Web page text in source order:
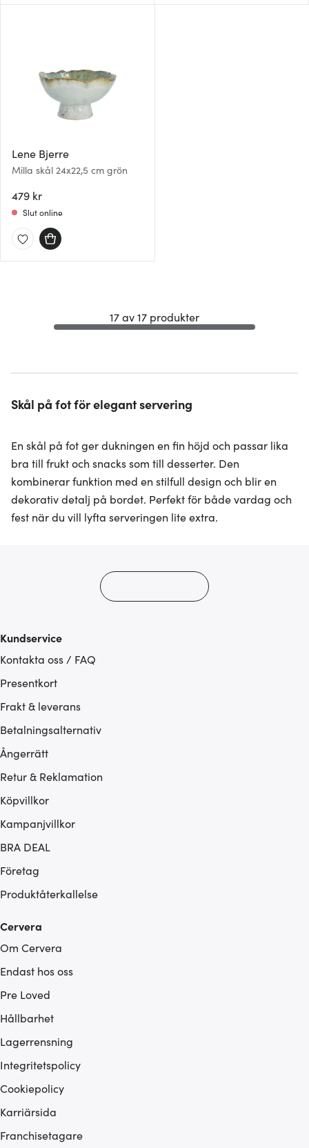
Lene Bjerre
Milla skål 24x22,5 cm grön
479 kr
Slut online
17 av 17 produkter
Skål på fot för elegant servering
En skål på fot ger dukningen en fin höjd och passar lika
bra till frukt och snacks som till desserter. Den
kombinerar funktion med en stilfull design och blir en
dekorativ detalj på bordet. Perfekt för både vardag och
fest när du vill lyfta serveringen lite extra.
Kundservice
Kontakta oss / FAQ
Presentkort
Frakt & leverans
Betalningsalternativ
Ångerrätt
Retur & Reklamation
Köpvillkor
Kampanjvillkor
BRA DEAL
Företag
Produktåterkallelse
Cervera
Om Cervera
Endast hos oss
Pre Loved
Hållbarhet
Lagerrensning
Integritetspolicy
Cookiepolicy
Karriärsida
Franchisetagare